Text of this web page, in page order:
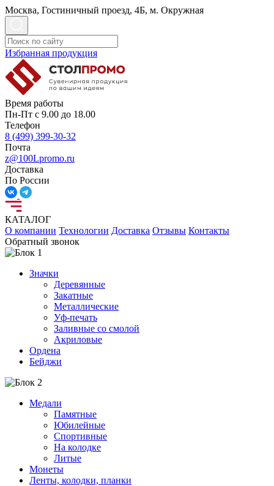
Москва, Гостиничный проезд, 4Б, м. Окружная
Избранная продукция
Время работы
Пн-Пт с 9.00 до 18.00
Телефон
8 (499) 399-30-32
Почта
z@100Lpromo.ru
Доставка
По России
КАТАЛОГ
О компании Технологии Доставка Отзывы Контакты
Обратный звонок
Значки
Деревянные
Закатные
Металлические
Уф-печать
Заливные со смолой
Акриловые
Ордена
Бейджи
Медали
Памятные
Юбилейные
Спортивные
На колодке
Литые
Монеты
Ленты, колодки, планки